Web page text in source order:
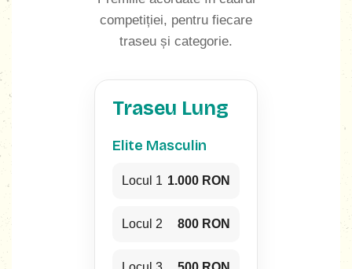
competiției, pentru fiecare
traseu și categorie.
Traseu Lung
Elite Masculin
Locul 1 1.000 RON
Locul 2 800 RON